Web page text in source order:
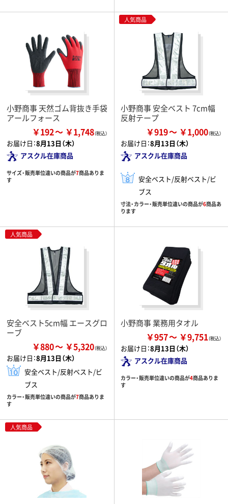
小野商事 天然ゴム背抜き手袋
アールフォース
￥192 ￥1,748
お届け日：8月13日（木）
アスクル在庫商品
サイズ・販売単位違いの商品が7商品ありま
す
人気商品
小野商事 安全ベスト 7cm幅
反射テープ
￥919 ￥1,000
お届け日：8月13日（木）
アスクル在庫商品
安全ベスト/反射ベスト/ビ
ブス
寸法・カラー・販売単位違いの商品が6商品あ
ります
人気商品
安全ベスト5cm幅 エースグロ
ーブ
￥880 ￥5,320
お届け日：8月13日（木）
安全ベスト/反射ベスト/ビ
ブス
カラー・販売単位違いの商品が7商品ありま
す
小野商事 業務用タオル
￥957 ￥9,751
お届け日：8月13日（木）
アスクル在庫商品
カラー・販売単位違いの商品が4商品ありま
す
人気商品